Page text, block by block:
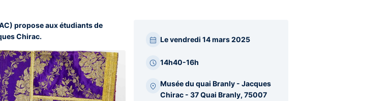
propose aux étudiants de
Chirac.
Paragraphes
barreLe vendredi 14 mars 2025
14h40-16h
Musée du quai Branly - Jacques
Chirac - 37 Quai Branly, 75007